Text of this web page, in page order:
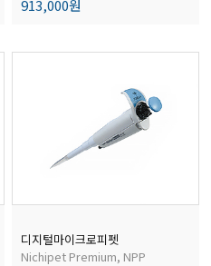
913,000원
디지털마이크로피펫
Nichipet Premium, NPP